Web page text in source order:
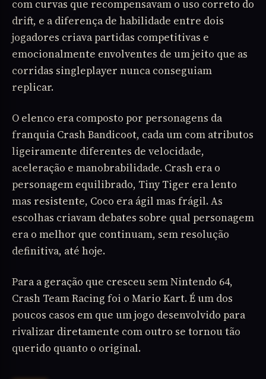
com curvas que recompensavam o uso correto do
drift, e a diferença de habilidade entre dois
jogadores criava partidas competitivas e
emocionalmente envolventes de um jeito que as
corridas singleplayer nunca conseguiam
replicar.
O elenco era composto por personagens da
franquia Crash Bandicoot, cada um com atributos
ligeiramente diferentes de velocidade,
aceleração e manobrabilidade. Crash era o
personagem equilibrado, Tiny Tiger era lento
mas resistente, Coco era ágil mas frágil. As
escolhas criavam debates sobre qual personagem
era o melhor que continuam, sem resolução
definitiva, até hoje.
Para a geração que cresceu sem Nintendo 64,
Crash Team Racing foi o Mario Kart. É um dos
poucos casos em que um jogo desenvolvido para
rivalizar diretamente com outro se tornou tão
querido quanto o original.